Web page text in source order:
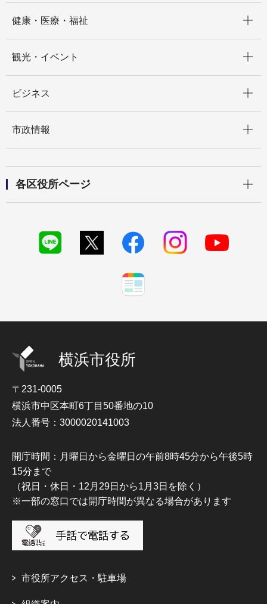
健康・医療・福祉
観光・イベント
ビジネス
市政情報
各区役所ページ
横浜市役所
〒231-0005
横浜市中区本町6丁目50番地の10
法人番号：3000020141003
開庁時間：月曜日から金曜日の午前8時45分から午後5時
15分まで
（祝日・休日・12月29日から1月3日を除く）
※一部の窓口では開庁時間が異なる場合があります
市役所アクセス・駐車場